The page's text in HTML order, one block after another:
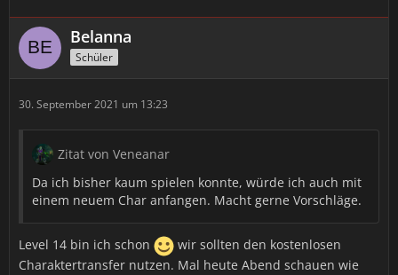
Belanna
Schüler
30. September 2021 um 13:23
Zitat von Veneanar
Da ich bisher kaum spielen konnte, würde ich auch mit
einem neuem Char anfangen. Macht gerne Vorschläge.
Level 14 bin ich schon
wir sollten den kostenlosen
Charaktertransfer nutzen. Mal heute Abend schauen wie